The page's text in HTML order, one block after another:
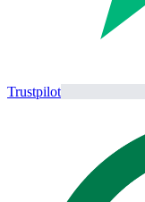
Trustpilot